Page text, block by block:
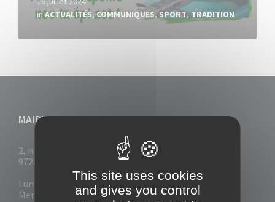
inACTUALITÉS,COMMUNIQUES,SPORT,TRADITION
MAIRIE DU VAUCLIN
2, rue Collignon
97280 Le Vauclin
Lun - Mar : 7h30- 13h & 14h-17h
Mer-Jeu-Vend : 7h30 - 13h30
This site uses cookies
and gives you control